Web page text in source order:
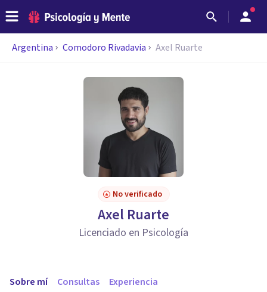
Argentina Comodoro Rivadavia Axel Ruarte
No verificado
Axel Ruarte
Licenciado en Psicología
Sobre mí Consultas Experiencia